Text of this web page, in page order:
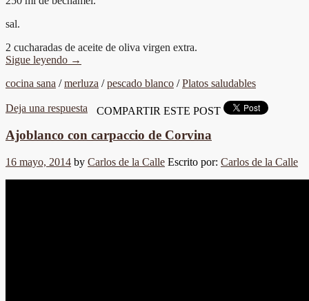
sal.
2 cucharadas de aceite de oliva virgen extra.
Sigue leyendo →
cocina sana /merluza /pescado blanco /Platos saludables
Deja una respuesta COMPARTIR ESTE POST
Ajoblanco con carpaccio de Corvina
16 mayo, 2014 by Carlos de la Calle Escrito por: Carlos de la Calle